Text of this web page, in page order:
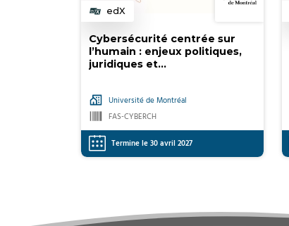
Cybersécurité centrée sur
l’humain : enjeux politiques,
juridiques et
Université de Montréal
FAS-CYBERCH
Catégorie
edX
Termine le 30 avril 2027